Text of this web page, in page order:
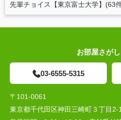
先輩チョイス【東京富士大学】(63
お部屋さが
03-6555-5315
〒101-0061
東京都千代田区神田三崎町３丁目2-